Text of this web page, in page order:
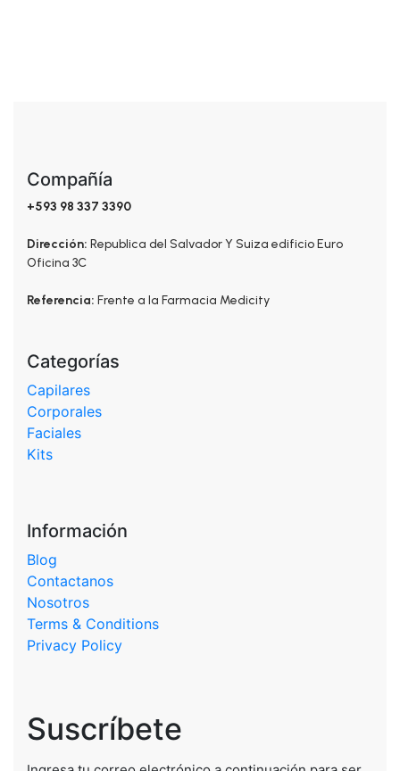
Compañía
+593 98 337 3390
Dirección: Republica del Salvador Y Suiza edificio Euro
Oficina 3C
Referencia: Frente a la Farmacia Medicity
Categorías
Capilares
Corporales
Faciales
Kits
Información
Blog
Contactanos
Nosotros
Terms & Conditions
Privacy Policy
Suscríbete